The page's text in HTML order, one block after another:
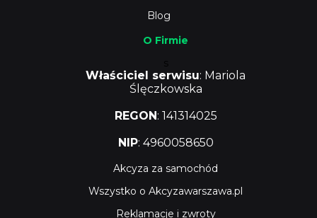
O Firmie
Właściciel serwisu: Mariola
Ślęczkowska
REGON: 141314025
NIP: 4960058650
Akcyza za samochód
Wszystko o Akcyzawarszawa.pl
Reklamacje i zwroty
Blog